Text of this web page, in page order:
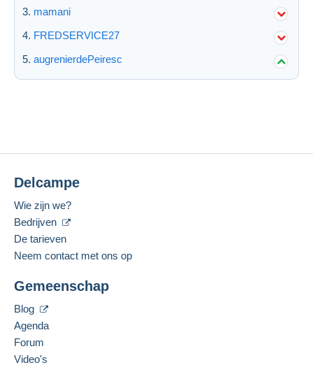
mamani
FREDSERVICE27
augrenierdePeiresc
Delcampe
Wie zijn we?
Bedrijven
De tarieven
Neem contact met ons op
Gemeenschap
Blog
Agenda
Forum
Video's